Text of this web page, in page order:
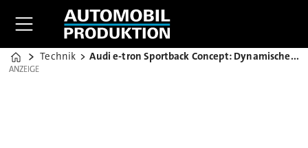
Home
Technik Audi e-tron Sportback Concept: Dynamischer Zwitter
ANZEIGE
ANZEIGE